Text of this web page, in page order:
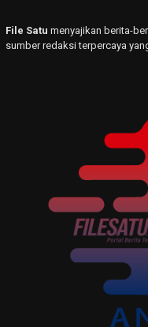
File Satu menyajikan berita-
sumber redaksi terpercaya